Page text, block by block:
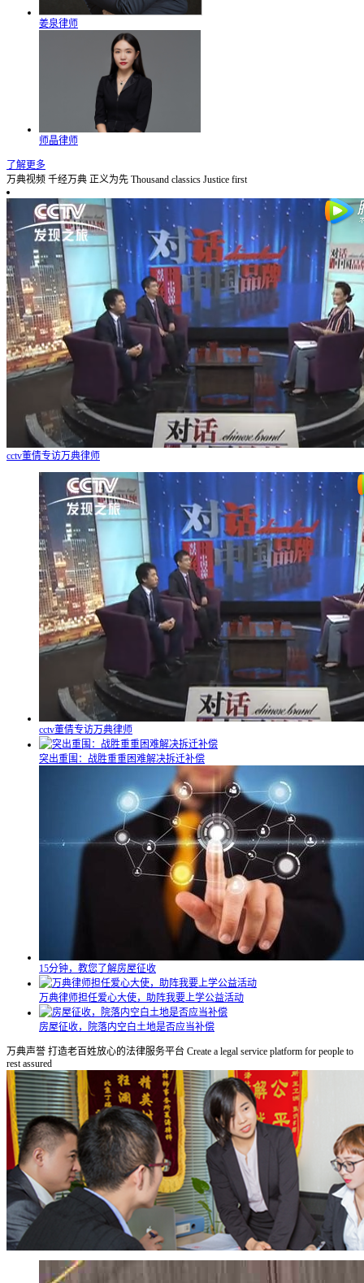
姜泉律师
师晶律师
了解更多
万典视频 千经万典 正义为先 Thousand classics Justice first
cctv董倩专访万典律师
cctv董倩专访万典律师
突出重围：战胜重重困难解决拆迁补偿
15分钟，教您了解房屋征收
万典律师担任爱心大使，助阵我要上学公益活动
房屋征收，院落内空白土地是否应当补偿
万典声誉 打造老百姓放心的法律服务平台 Create a legal service platform for people to
rest assured